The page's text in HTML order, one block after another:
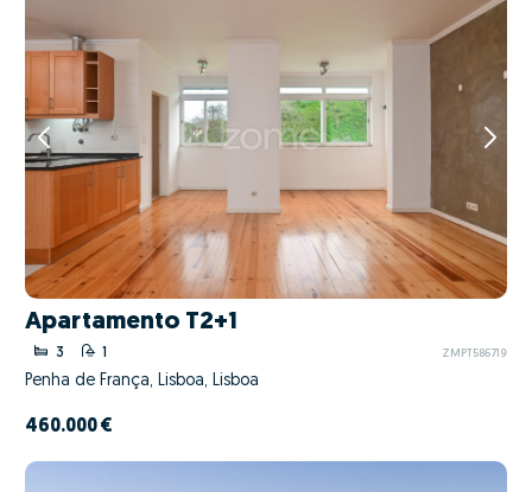
Apartamento T2+1
3 1 ZMPT586719
Penha de França, Lisboa, Lisboa
460.000 €